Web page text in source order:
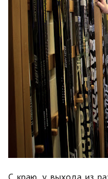
С краю, у выхода из